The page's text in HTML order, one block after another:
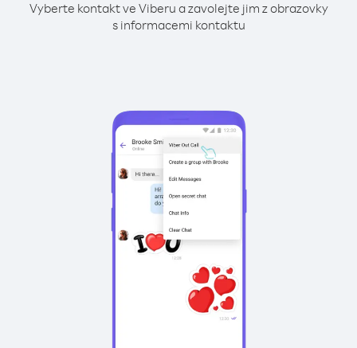
Vyberte kontakt ve Viberu a zavolejte jim z obrazovky
s informacemi kontaktu